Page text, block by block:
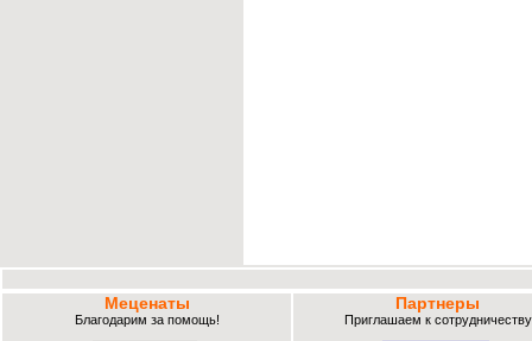
Меценаты
Благодарим за помощь!
Партнеры
Приглашаем к